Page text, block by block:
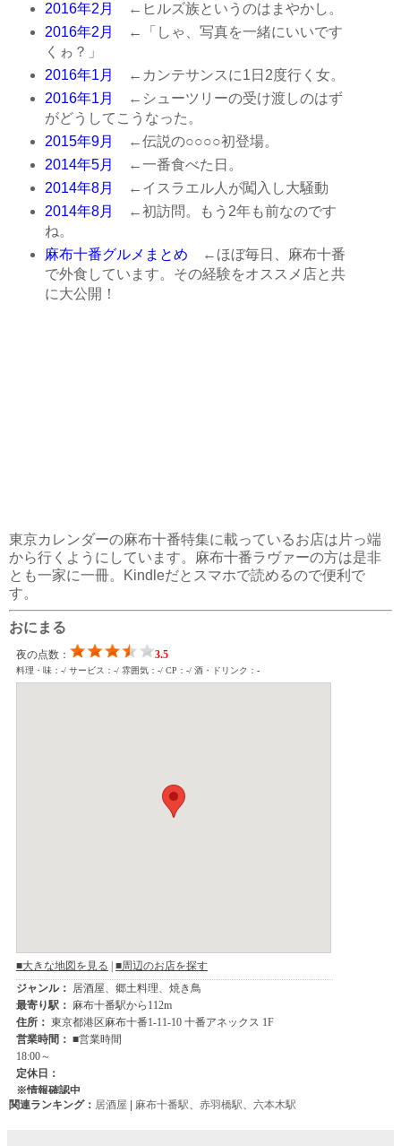
2016年2月
←ヒルズ族というのはまやかし。
2016年2月
←「しゃ、写真を一緒にいいです
くゎ？」
2016年1月
←カンテサンスに1日2度行く女。
2016年1月
←シューツリーの受け渡しのはず
がどうしてこうなった。
2015年9月
←伝説の○○○○初登場。
2014年5月
←一番食べた日。
2014年8月
←イスラエル人が闖入し大騒動
2014年8月
←初訪問。もう2年も前なのです
ね。
麻布十番グルメまとめ ←ほぼ毎日、麻布十番
で外食しています。その経験をオススメ店と共
に大公開！
東京カレンダーの麻布十番特集に載っているお店は片っ端
から行くようにしています。麻布十番ラヴァーの方は是非
とも一家に一冊。Kindleだとスマホで読めるので便利で
す。
おにまる
関連ランキング： 居酒屋 | 麻布十番駅 赤羽橋駅 六本木駅